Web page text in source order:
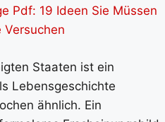
Pdf: 19 Ideen Sie Müssen
Versuchen
Staaten ist ein
Lebensgeschichte
ähnlich. Ein